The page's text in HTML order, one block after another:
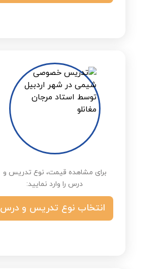
برای مشاهده قیمت، نوع تدریس و
درس را وارد نمایید:
انتخاب نوع تدریس و درس